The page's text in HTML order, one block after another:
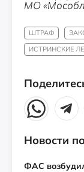
МО
ШТРАФ
ИСТРИНСКИЕ
Новости
ФАС